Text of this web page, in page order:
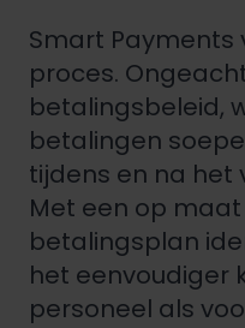
Smart
proces.
betalingsbeleid,
betalingen
tijdens en na het
Met een op
betalingsplan
het eenvoudiger
personeel als